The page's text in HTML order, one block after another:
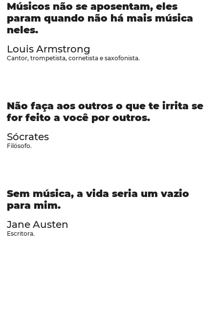
Músicos não se aposentam, eles
param quando não há mais música
neles.
Louis Armstrong
Cantor, trompetista, cornetista e saxofonista.
Não faça aos outros o que te irrita se
for feito a você por outros.
Sócrates
Filósofo.
Sem música, a vida seria um vazio
para mim.
Jane Austen
Escritora.